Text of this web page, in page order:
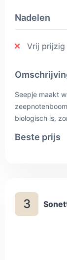
Nadelen
Vrij prijzig
Seepje maakt
biologisch is,
ze rekening
belangrijk
Beste prijs
3